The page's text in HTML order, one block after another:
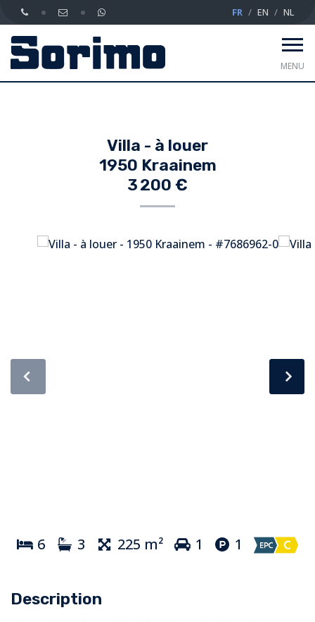
FR EN NL
MENU
Villa - à louer
1950 Kraainem
3 200 €
6 3 225 m² 1 1
Description